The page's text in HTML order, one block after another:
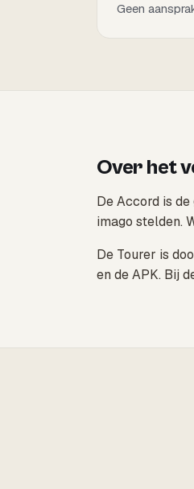
Geen
Over het
De Accord is
imago stelden.
De Tourer is
en de APK. Bij